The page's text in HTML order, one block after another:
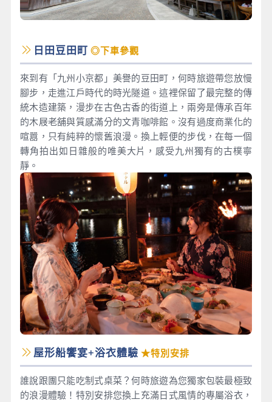
日田豆田町 ◎下車參觀
來到有「九州小京都」美譽的豆田町，何時旅遊帶您放慢
腳步，走進江戶時代的時光隧道。這裡保留了最完整的傳
統木造建築，漫步在古色古香的街道上，兩旁是傳承百年
的木屐老舖與質感滿分的文青咖啡館。沒有過度商業化的
喧囂，只有純粹的懷舊浪漫。換上輕便的步伐，在每一個
轉角拍出如日雜般的唯美大片，感受九州獨有的古樸寧
靜。
屋形船饗宴+浴衣體驗 ★特別安排
誰說跟團只能吃制式桌菜？何時旅遊為您獨家包裝最極致
的浪漫體驗！特別安排您換上充滿日式風情的專屬浴衣，